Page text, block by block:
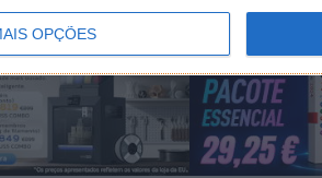
OPÇÕES